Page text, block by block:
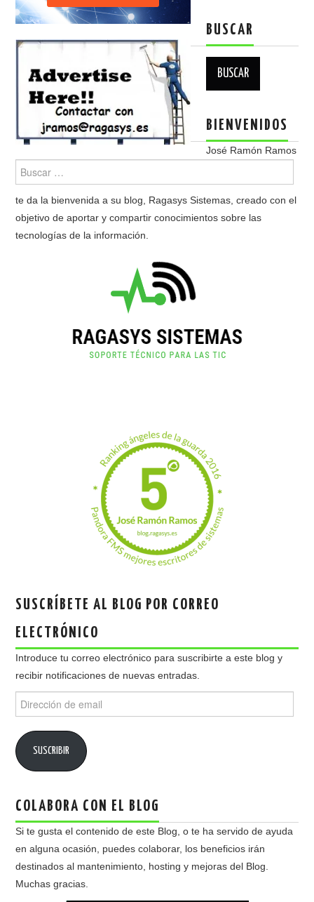
BUSCAR
BIENVENIDOS
José Ramón Ramos
te da la bienvenida a su blog, Ragasys Sistemas, creado con el
objetivo de aportar y compartir conocimientos sobre las
tecnologías de la información.
SUSCRÍBETE AL BLOG POR CORREO
ELECTRÓNICO
Introduce tu correo electrónico para suscribirte a este blog y
recibir notificaciones de nuevas entradas.
Dirección
de
SUSCRIBIR
COLABORA CON EL BLOG
Si te gusta el contenido de este Blog, o te ha servido de ayuda
en alguna ocasión, puedes colaborar, los beneficios irán
destinados al mantenimiento, hosting y mejoras del Blog.
Muchas gracias.